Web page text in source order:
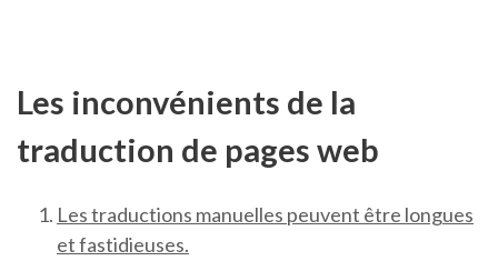
Les inconvénients de la
traduction de pages web
Les traductions manuelles peuvent être longues
et fastidieuses.